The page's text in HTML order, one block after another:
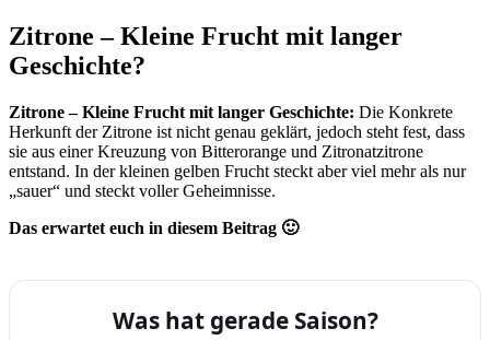
Zitrone – Kleine Frucht mit langer
Geschichte?
Zitrone – Kleine Frucht mit langer Geschichte: Die Konkrete
Herkunft der Zitrone ist nicht genau geklärt, jedoch steht fest, dass
sie aus einer Kreuzung von Bitterorange und Zitronatzitrone
entstand. In der kleinen gelben Frucht steckt aber viel mehr als nur
„sauer“ und steckt voller Geheimnisse.
Das erwartet euch in diesem Beitrag 🙂
Was hat gerade Saison?